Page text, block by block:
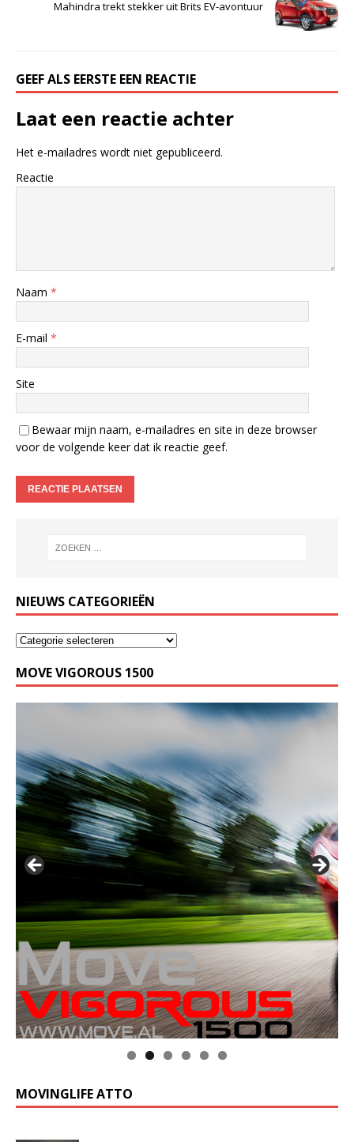
Mahindra trekt stekker uit Brits EV-avontuur
GEEF ALS EERSTE EEN REACTIE
Laat een reactie achter
Het e-mailadres wordt niet gepubliceerd.
Reactie
Naam *
E-mail *
Site
Bewaar mijn naam, e-mailadres en site in deze browser
voor de volgende keer dat ik reactie geef.
NIEUWS CATEGORIEËN
MOVE VIGOROUS 1500
MOVINGLIFE ATTO